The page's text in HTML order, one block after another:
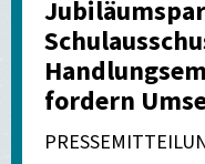
fordern